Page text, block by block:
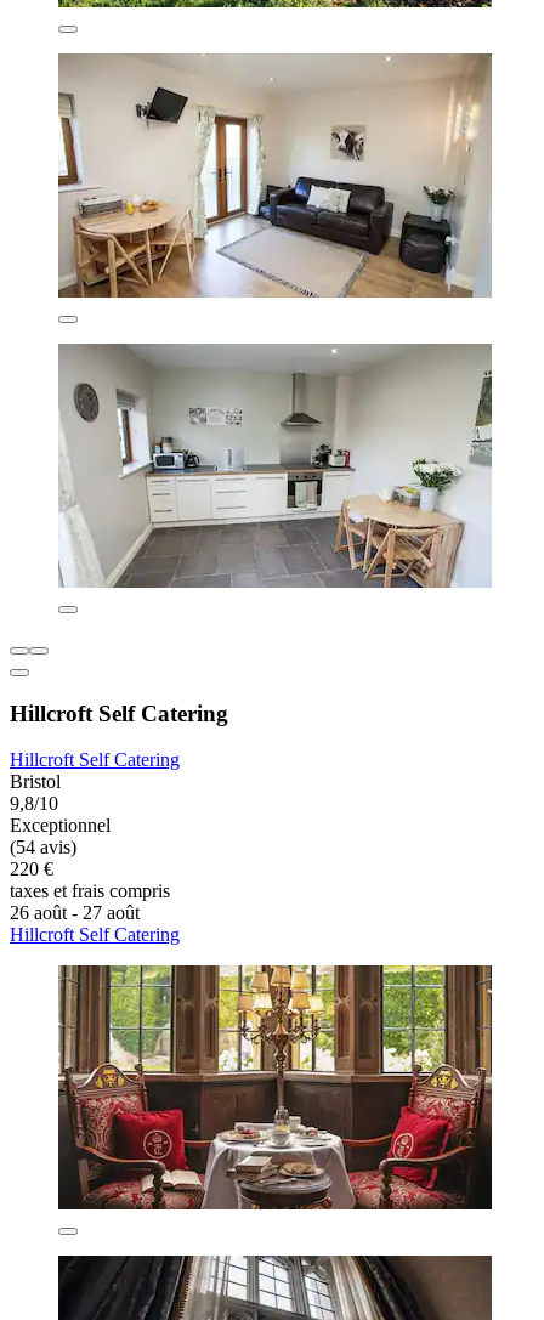
Hillcroft Self Catering
Hillcroft Self Catering
Bristol
9,8/10
Exceptionnel
(54 avis)
220 €
taxes et frais compris
26 août - 27 août
Hillcroft Self Catering